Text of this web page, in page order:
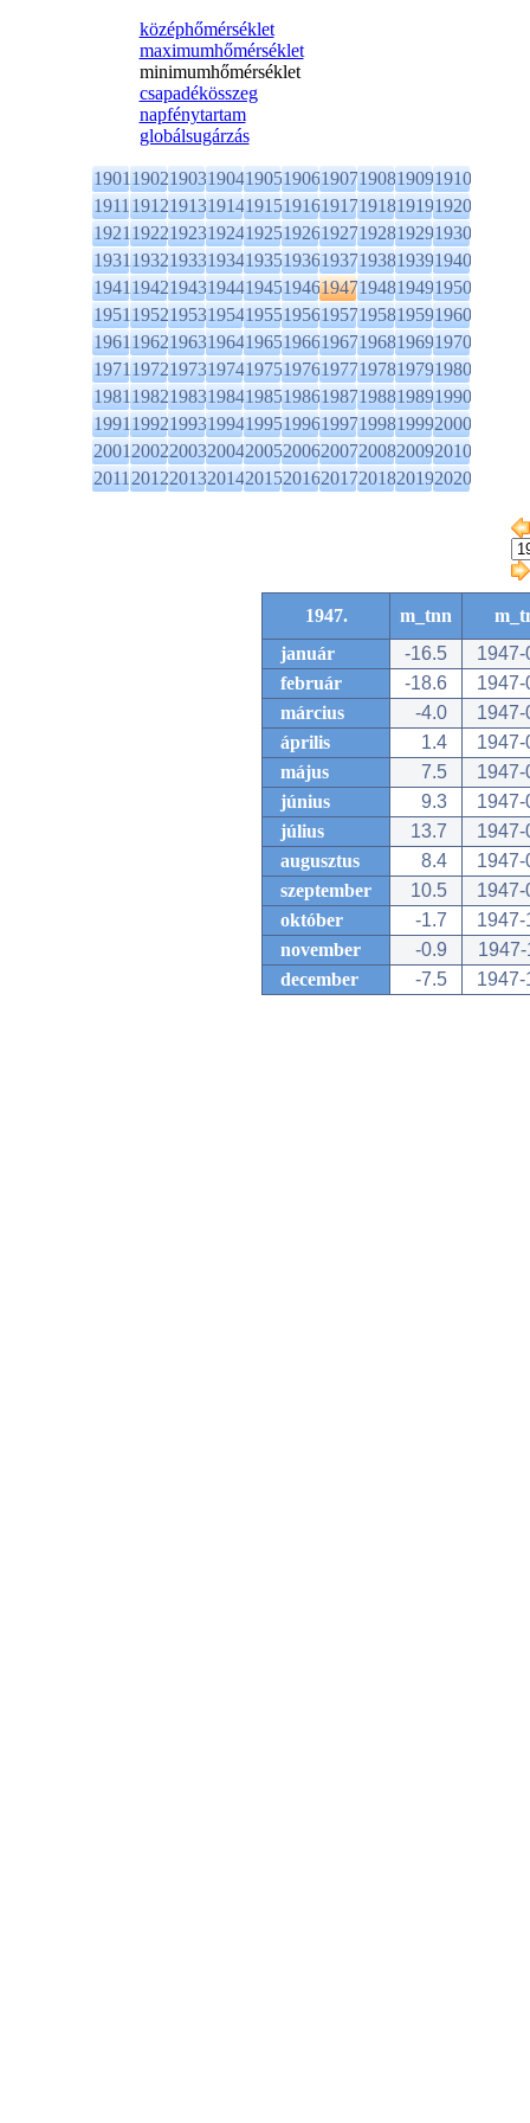
középhőmérséklet
maximumhőmérséklet
minimumhőmérséklet
csapadékösszeg
napfénytartam
globálsugárzás
1901190219031904190519061907190819091910
1911191219131914191519161917191819191920
1921192219231924192519261927192819291930
1931193219331934193519361937193819391940
1941194219431944194519461947194819491950
1951195219531954195519561957195819591960
1961196219631964196519661967196819691970
1971197219731974197519761977197819791980
1981198219831984198519861987198819891990
1991199219931994199519961997199819992000
2001200220032004200520062007200820092010
2011201220132014201520162017201820192020
1947. m_tnn
január
-16.5
1947-
február
-18.6
1947-
március
-4.0
1947-
április
1.4
1947-
május
7.5
1947-
június
9.3
1947-
július
13.7
1947-
augusztus
8.4
1947-
szeptember
10.5
1947-
október
-1.7
1947-
november
-0.9
december
-7.5 1947-